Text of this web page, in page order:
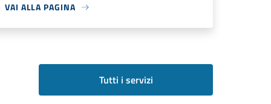
VAI ALLA PAGINA
Tutti i servizi